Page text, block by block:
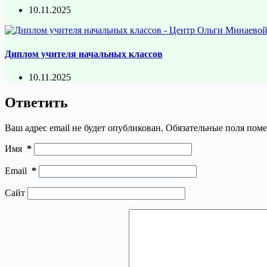
10.11.2025
Диплом учителя начальных классов
10.11.2025
Ответить
Ваш адрес email не будет опубликован. Обязательные поля
Имя *
Email *
Сайт